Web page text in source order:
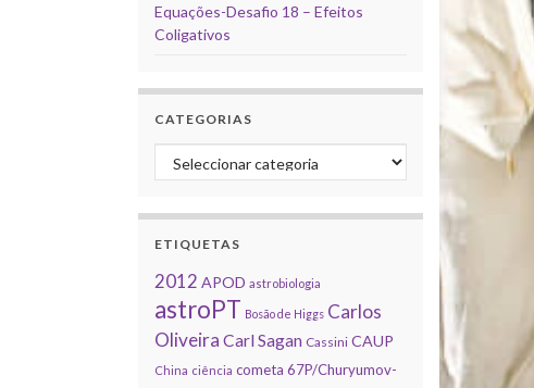
Equações-Desafio 18 – Efeitos
Coligativos
CATEGORIAS
Categorias
ETIQUETAS
2012 APOD astrobiologia
astroPT Bosão de Higgs Carlos
Oliveira Carl Sagan Cassini CAUP
China ciência cometa 67P/Churyumov-